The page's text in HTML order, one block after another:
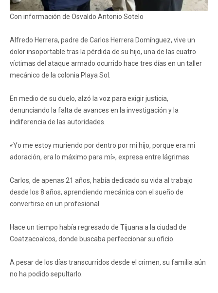
Con información de Osvaldo Antonio Sotelo
Alfredo Herrera, padre de Carlos Herrera Domínguez, vive un
dolor insoportable tras la pérdida de su hijo, una de las cuatro
víctimas del ataque armado ocurrido hace tres días en un taller
mecánico de la colonia Playa Sol.
En medio de su duelo, alzó la voz para exigir justicia,
denunciando la falta de avances en la investigación y la
indiferencia de las autoridades.
«Yo me estoy muriendo por dentro por mi hijo, porque era mi
adoración, era lo máximo para mí», expresa entre lágrimas.
Carlos, de apenas 21 años, había dedicado su vida al trabajo
desde los 8 años, aprendiendo mecánica con el sueño de
convertirse en un profesional.
Hace un tiempo había regresado de Tijuana a la ciudad de
Coatzacoalcos, donde buscaba perfeccionar su oficio.
A pesar de los días transcurridos desde el crimen, su familia aún
no ha podido sepultarlo.